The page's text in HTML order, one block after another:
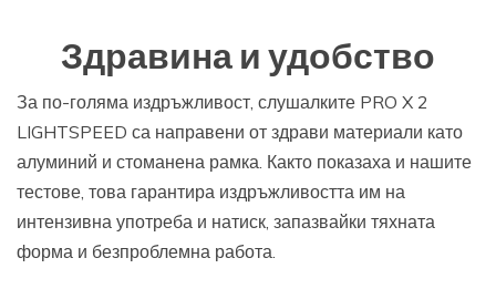
Здравина и удобство
За по-голяма издръжливост, слушалките PRO X 2
LIGHTSPEED са направени от здрави материали като
алуминий и стоманена рамка. Както показаха и нашите
тестове, това гарантира издръжливостта им на
интензивна употреба и натиск, запазвайки тяхната
форма и безпроблемна работа.